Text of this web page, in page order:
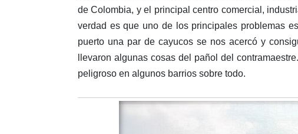
de Colombia, y el principal centro comercial,
verdad es que uno de los principales problemas
puerto una par de cayucos se nos acercó y
llevaron algunas cosas del pañol del
peligroso en algunos barrios sobre todo.